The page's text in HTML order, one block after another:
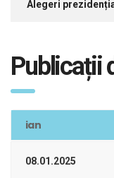
Alegeri
Publicații
ian
08.01.2025